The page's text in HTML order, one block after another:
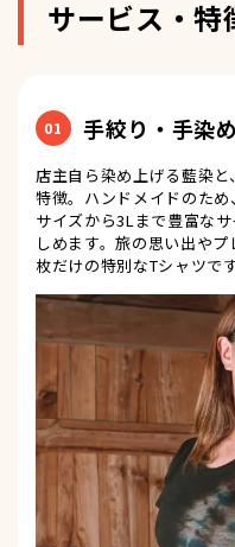
サービス・特
01 手絞り・手染
店主自ら染め上げる藍染
特徴。ハンドメイドのた
サイズから3Lまで豊富な
しめます。旅の思い出や
枚だけの特別なTシャツです